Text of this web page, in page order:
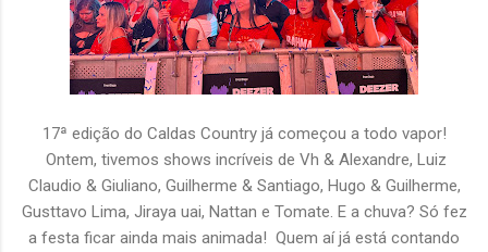
17ª edição do Caldas Country já começou a todo vapor!
Ontem, tivemos shows incríveis de Vh & Alexandre, Luiz
Claudio & Giuliano, Guilherme & Santiago, Hugo & Guilherme,
Gusttavo Lima, Jiraya uai, Nattan e Tomate. E a chuva? Só fez
a festa ficar ainda mais animada! Quem aí já está contando